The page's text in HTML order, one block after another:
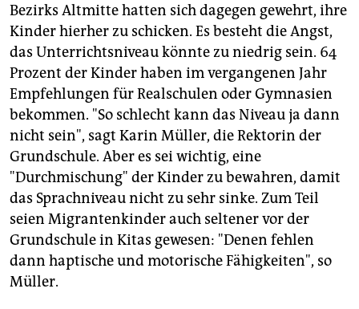
Bezirks Altmitte hatten sich dagegen gewehrt, ihre
Kinder hierher zu schicken. Es besteht die Angst,
das Unterrichtsniveau könnte zu niedrig sein. 64
Prozent der Kinder haben im vergangenen Jahr
Empfehlungen für Realschulen oder Gymnasien
bekommen. "So schlecht kann das Niveau ja dann
nicht sein", sagt Karin Müller, die Rektorin der
Grundschule. Aber es sei wichtig, eine
"Durchmischung" der Kinder zu bewahren, damit
das Sprachniveau nicht zu sehr sinke. Zum Teil
seien Migrantenkinder auch seltener vor der
Grundschule in Kitas gewesen: "Denen fehlen
dann haptische und motorische Fähigkeiten", so
Müller.